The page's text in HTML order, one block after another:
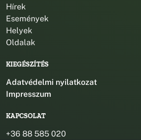
Hírek
Események
Helyek
Oldalak
KIEGÉSZÍTÉS
Adatvédelmi nyilatkozat
Impresszum
KAPCSOLAT
+36 88 585 020